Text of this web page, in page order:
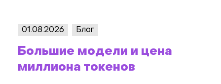
01.08.2026 Блог
Большие модели и цена
миллиона токенов